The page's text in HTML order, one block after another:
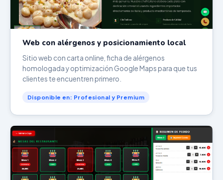
Web con alérgenos y posicionamiento local
Sitio web con carta online, ficha de alérgenos
homologada y optimización Google Maps para que tus
clientes te encuentren primero.
Disponible en: Profesional y Premium